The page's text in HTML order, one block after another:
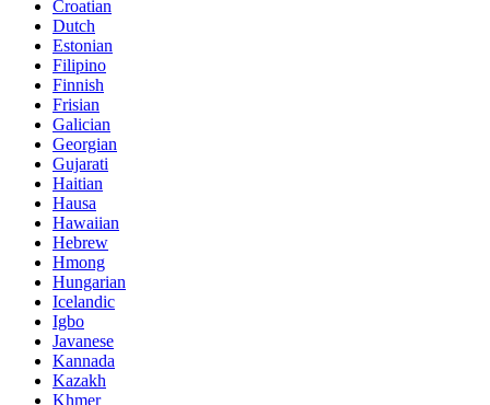
Croatian
Dutch
Estonian
Filipino
Finnish
Frisian
Galician
Georgian
Gujarati
Haitian
Hausa
Hawaiian
Hebrew
Hmong
Hungarian
Icelandic
Igbo
Javanese
Kannada
Kazakh
Khmer